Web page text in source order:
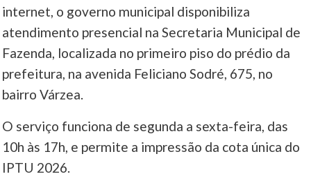
internet, o governo municipal disponibiliza
atendimento presencial na Secretaria Municipal de
Fazenda, localizada no primeiro piso do prédio da
prefeitura, na avenida Feliciano Sodré, 675, no
bairro Várzea.
O serviço funciona de segunda a sexta-feira, das
10h às 17h, e permite a impressão da cota única do
IPTU 2026.